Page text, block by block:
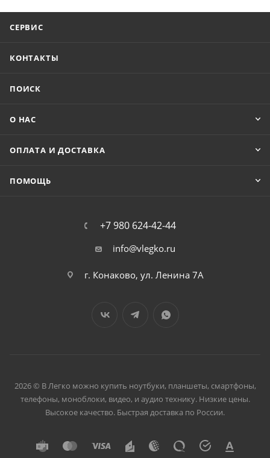
СЕРВИС
КОНТАКТЫ
ПОИСК
О НАС
ОПЛАТА И ДОСТАВКА
ПОМОЩЬ
+7 980 624-42-44
info@vlegko.ru
г. Конаково, ул. Ленина 7А
2026 © В Легко можно купить ноутбуки, планшеты, смартфоны,
телефоны, моноблоки, видео, и аудио технику. Низкие цены.
Высокое качество. Быстрая доставка по России.